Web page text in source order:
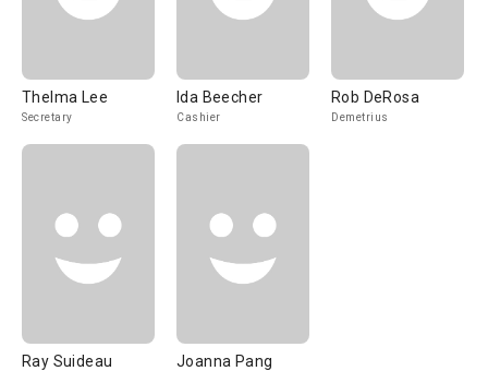
Thelma Lee
Secretary
Ida Beecher
Cashier
Rob DeRosa
Demetrius
Ray Suideau Joanna Pang